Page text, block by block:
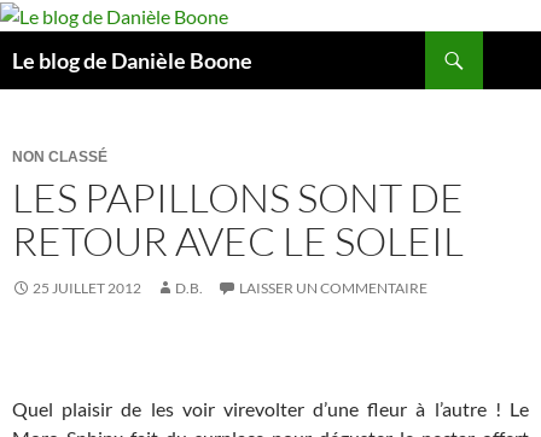
Aller
contenu
Le blog de Danièle Boone
NON CLASSÉ
LES PAPILLONS SONT DE
RETOUR AVEC LE SOLEIL
25 JUILLET 2012 D.B. LAISSER UN COMMENTAIRE
Quel plaisir de les voir virevolter d’une fleur à l’autre ! Le